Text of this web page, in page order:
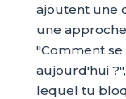
ajoutent une
une
"Comment se
aujourd'hui
lequel tu